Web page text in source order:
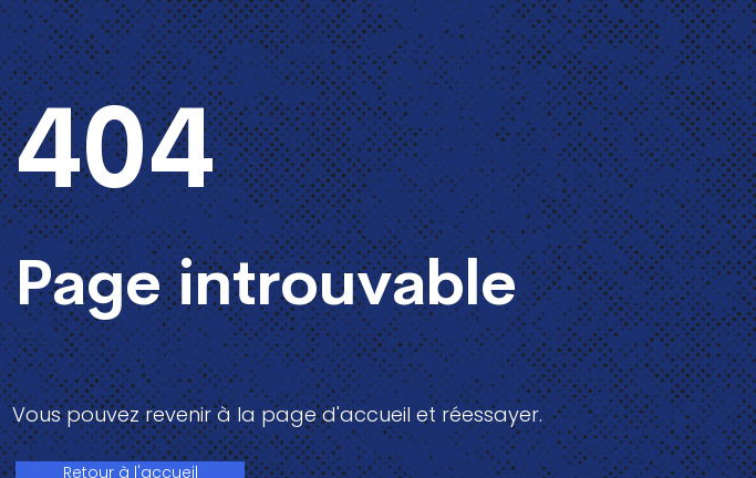
404
Page introuvable
Vous pouvez revenir à la page d'accueil et réessayer.
Retour à l'accueil